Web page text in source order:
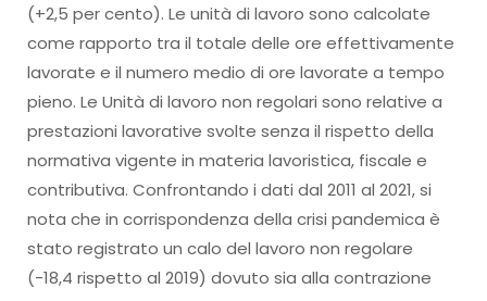
(+2,5 per cento). Le unità di lavoro sono calcolate
come rapporto tra il totale delle ore effettivamente
lavorate e il numero medio di ore lavorate a tempo
pieno. Le Unità di lavoro non regolari sono relative a
prestazioni lavorative svolte senza il rispetto della
normativa vigente in materia lavoristica, fiscale e
contributiva. Confrontando i dati dal 2011 al 2021, si
nota che in corrispondenza della crisi pandemica è
stato registrato un calo del lavoro non regolare
(-18,4 rispetto al 2019) dovuto sia alla contrazione